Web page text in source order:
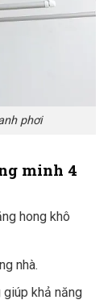
phơi
minh 4
hong khô
nhà.
khả năng